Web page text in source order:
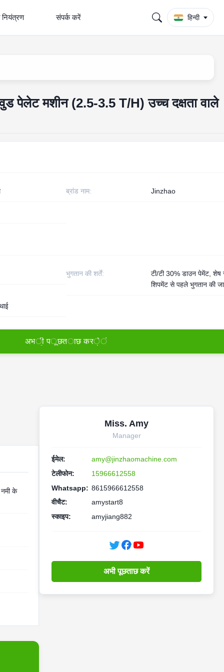
नियंत्रण संपर्क करें हिन्दी
वुड पेलेट मशीन (2.5-3.5 T/H) उच्च दक्षता वाले
ब्रांड नाम: Jinzhao
भुगतान की शर्तें:
टी/टी 30% डाउन पेमेंट, शेष
शिपमेंट से पहले भुगतान की
अभी पूछताछ करें
के
Miss. Amy
Manager
ईमेल:
amy@jinzhaomachine.com
टेलीफोन:
15966612558
Whatsapp: 8615966612558
वीचैट:
amystart8
स्काइप:
amyjiang882
अभी पूछताछ करें